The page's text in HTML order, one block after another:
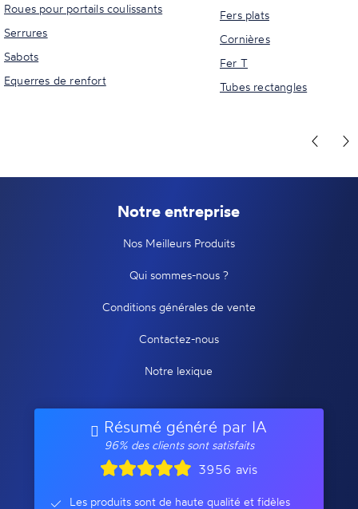
Roues pour portails coulissants
Serrures
Sabots
Equerres de renfort
Fers plats
Cornières
Fer T
Tubes rectangles
Notre entreprise
Nos Meilleurs Produits
Qui sommes-nous ?
Conditions générales de vente
Contactez-nous
Notre lexique
Résumé généré par IA
96% des clients sont satisfaits
3956 avis
Les produits sont de haute qualité et fidèles